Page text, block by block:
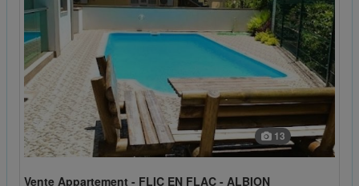
13
Vente Appartement - FLIC EN FLAC - ALBION